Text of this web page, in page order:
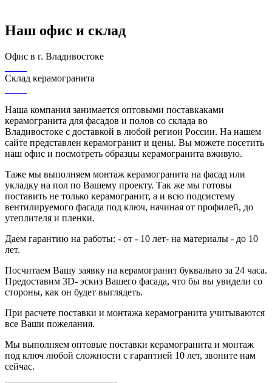
Наш офис и склад
Офис в г. Владивостоке
Склад керамогранита
Наша компания занимается оптовыми поставкаками
керамогранита для фасадов и полов со склада во
Владивостоке с доставкой в любой регион России. На нашем
сайте представлен керамогранит и цены. Вы можете посетить
наш офис и посмотреть образцы керамогранита вживую.
Таже мы выполняем монтаж керамогранита на фасад или
укладку на пол по Вашему проекту. Так же мы готовы
поставить не только керамогранит, а и всю подсистему
вентилируемого фасада под ключ, начиная от профилей, до
утеплителя и пленки.
Даем гарантию на работы: - от - 10 лет- на материалы - до 10
лет.
Посчитаем Вашу заявку на керамогранит буквально за 24 часа.
Предоставим 3D- эскиз Вашего фасада, что бы вы увидели со
стороны, как он будет выглядеть.
При расчете поставки и монтажа керамогранита учитываются
все Ваши пожелания.
Мы выполняем оптовые поставки керамогранита и монтаж
под ключ любой сложности с гарантией 10 лет, звоните нам
сейчас.